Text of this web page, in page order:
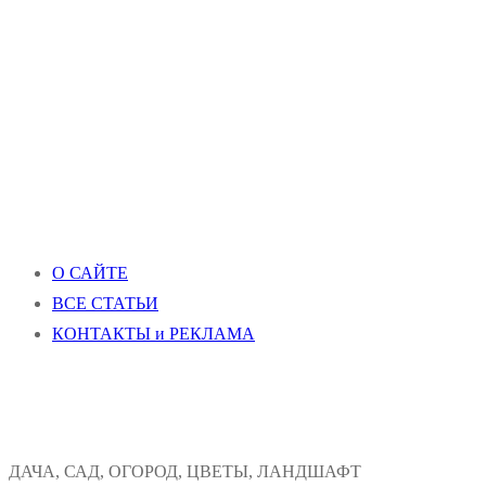
О САЙТЕ
ВСЕ СТАТЬИ
КОНТАКТЫ и РЕКЛАМА
ДАЧА, САД, ОГОРОД, ЦВЕТЫ, ЛАНДШАФТ